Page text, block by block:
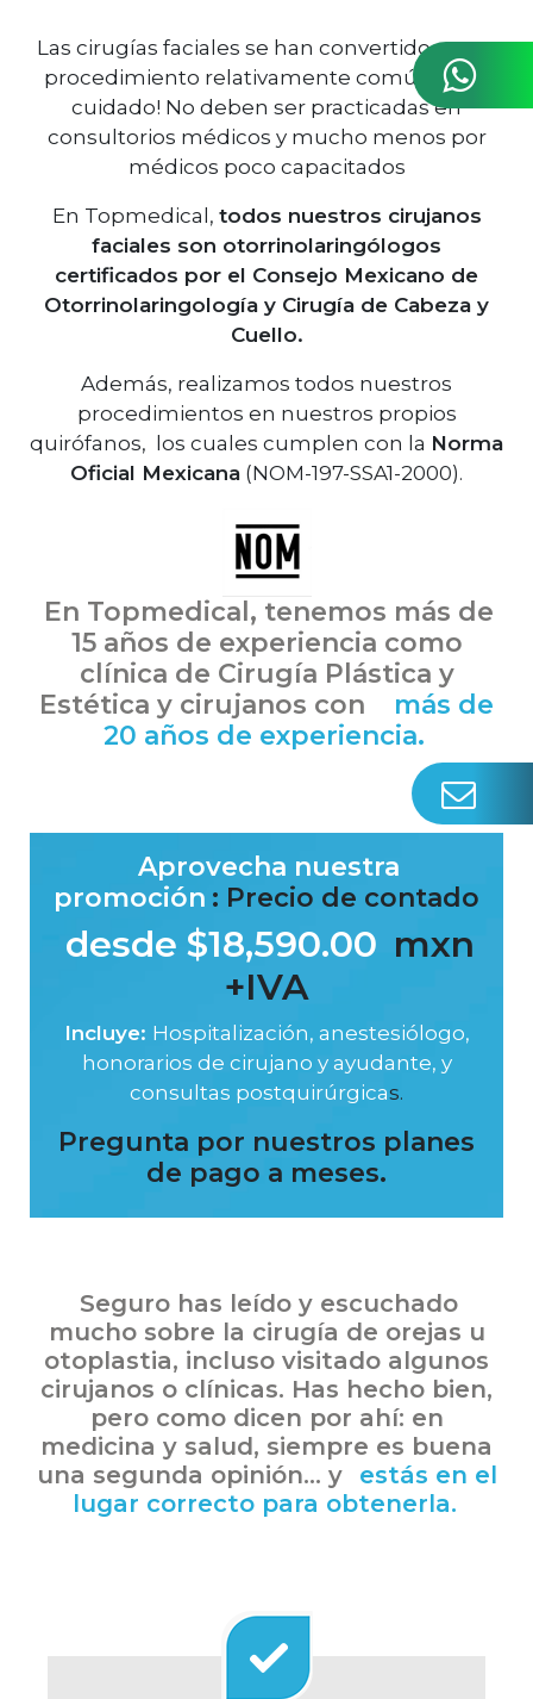
Las cirugías faciales se han convertido en un
procedimiento relativamente común ¡pero
cuidado! No deben ser practicadas en
consultorios médicos y mucho menos por
médicos poco capacitados
En Topmedical, todos nuestros cirujanos
faciales son otorrinolaringólogos
certificados por el Consejo Mexicano de
Otorrinolaringología y Cirugía de Cabeza y
Cuello.
Además, realizamos todos nuestros
procedimientos en nuestros propios
quirófanos, los cuales cumplen con la Norma
Oficial Mexicana (NOM-197-SSA1-2000).
En Topmedical, tenemos más de
15 años de experiencia como
clínica de Cirugía Plástica y
Estética y cirujanos con
más de
20 años de experiencia.
Aprovecha nuestra
promoción : Precio de contado
desde $18,590.00 mxn
+IVA
Incluye: Hospitalización, anestesiólogo,
honorarios de cirujano y ayudante, y
consultas postquirúrgicas.
Pregunta por nuestros planes
de pago a meses.
Seguro has leído y escuchado
mucho sobre la cirugía de orejas u
otoplastia, incluso visitado algunos
cirujanos o clínicas. Has hecho bien,
pero como dicen por ahí: en
medicina y salud, siempre es buena
una segunda opinión… y
estás en el
lugar correcto para obtenerla.